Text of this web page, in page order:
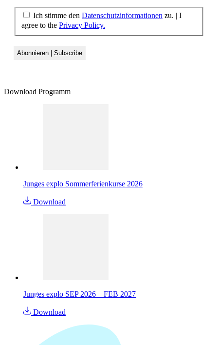
Ich stimme den Datenschutzinformationen zu. | I
agree to the Privacy Policy.
Download Programm
Junges explo Sommerferienkurse 2026
Download
Junges explo SEP 2026 – FEB 2027
Download